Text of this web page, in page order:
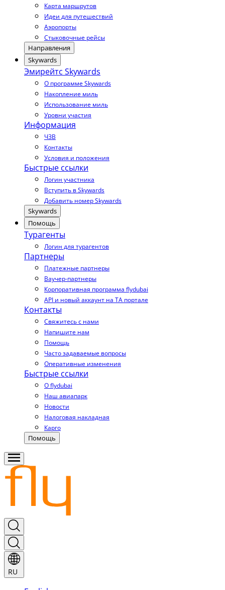
Карта маршрутов
Идеи для путешествий
Аэропорты
Стыковочные рейсы
Направления
Skywards
Эмирейтс Skywards
О программе Skywards
Накопление миль
Использование миль
Уровни участия
Информация
ЧЗВ
Контакты
Условия и положения
Быстрые ссылки
Логин участника
Вступить в Skywards
Добавить номер Skywards
Skywards
Помощь
Турагенты
Логин для турагентов
Партнеры
Платежные партнеры
Ваучер-партнеры
Корпоративная программа flydubai
API и новый аккаунт на TA портале
Контакты
Свяжитесь с нами
Напишите нам
Помощь
Часто задаваемые вопросы
Оперативные изменения
Быстрые ссылки
О flydubai
Наш авиапарк
Новости
Налоговая накладная
Карго
Помощь
RU